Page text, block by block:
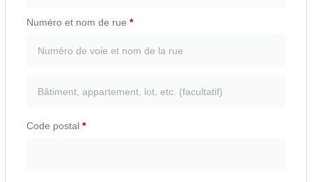
Numéro et nom de rue *
Code postal *